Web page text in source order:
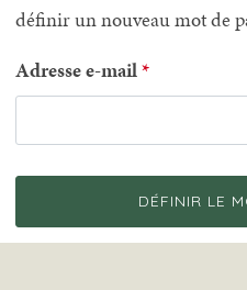
définir un nouveau mot de
Adresse e-mail
DÉFINIR LE